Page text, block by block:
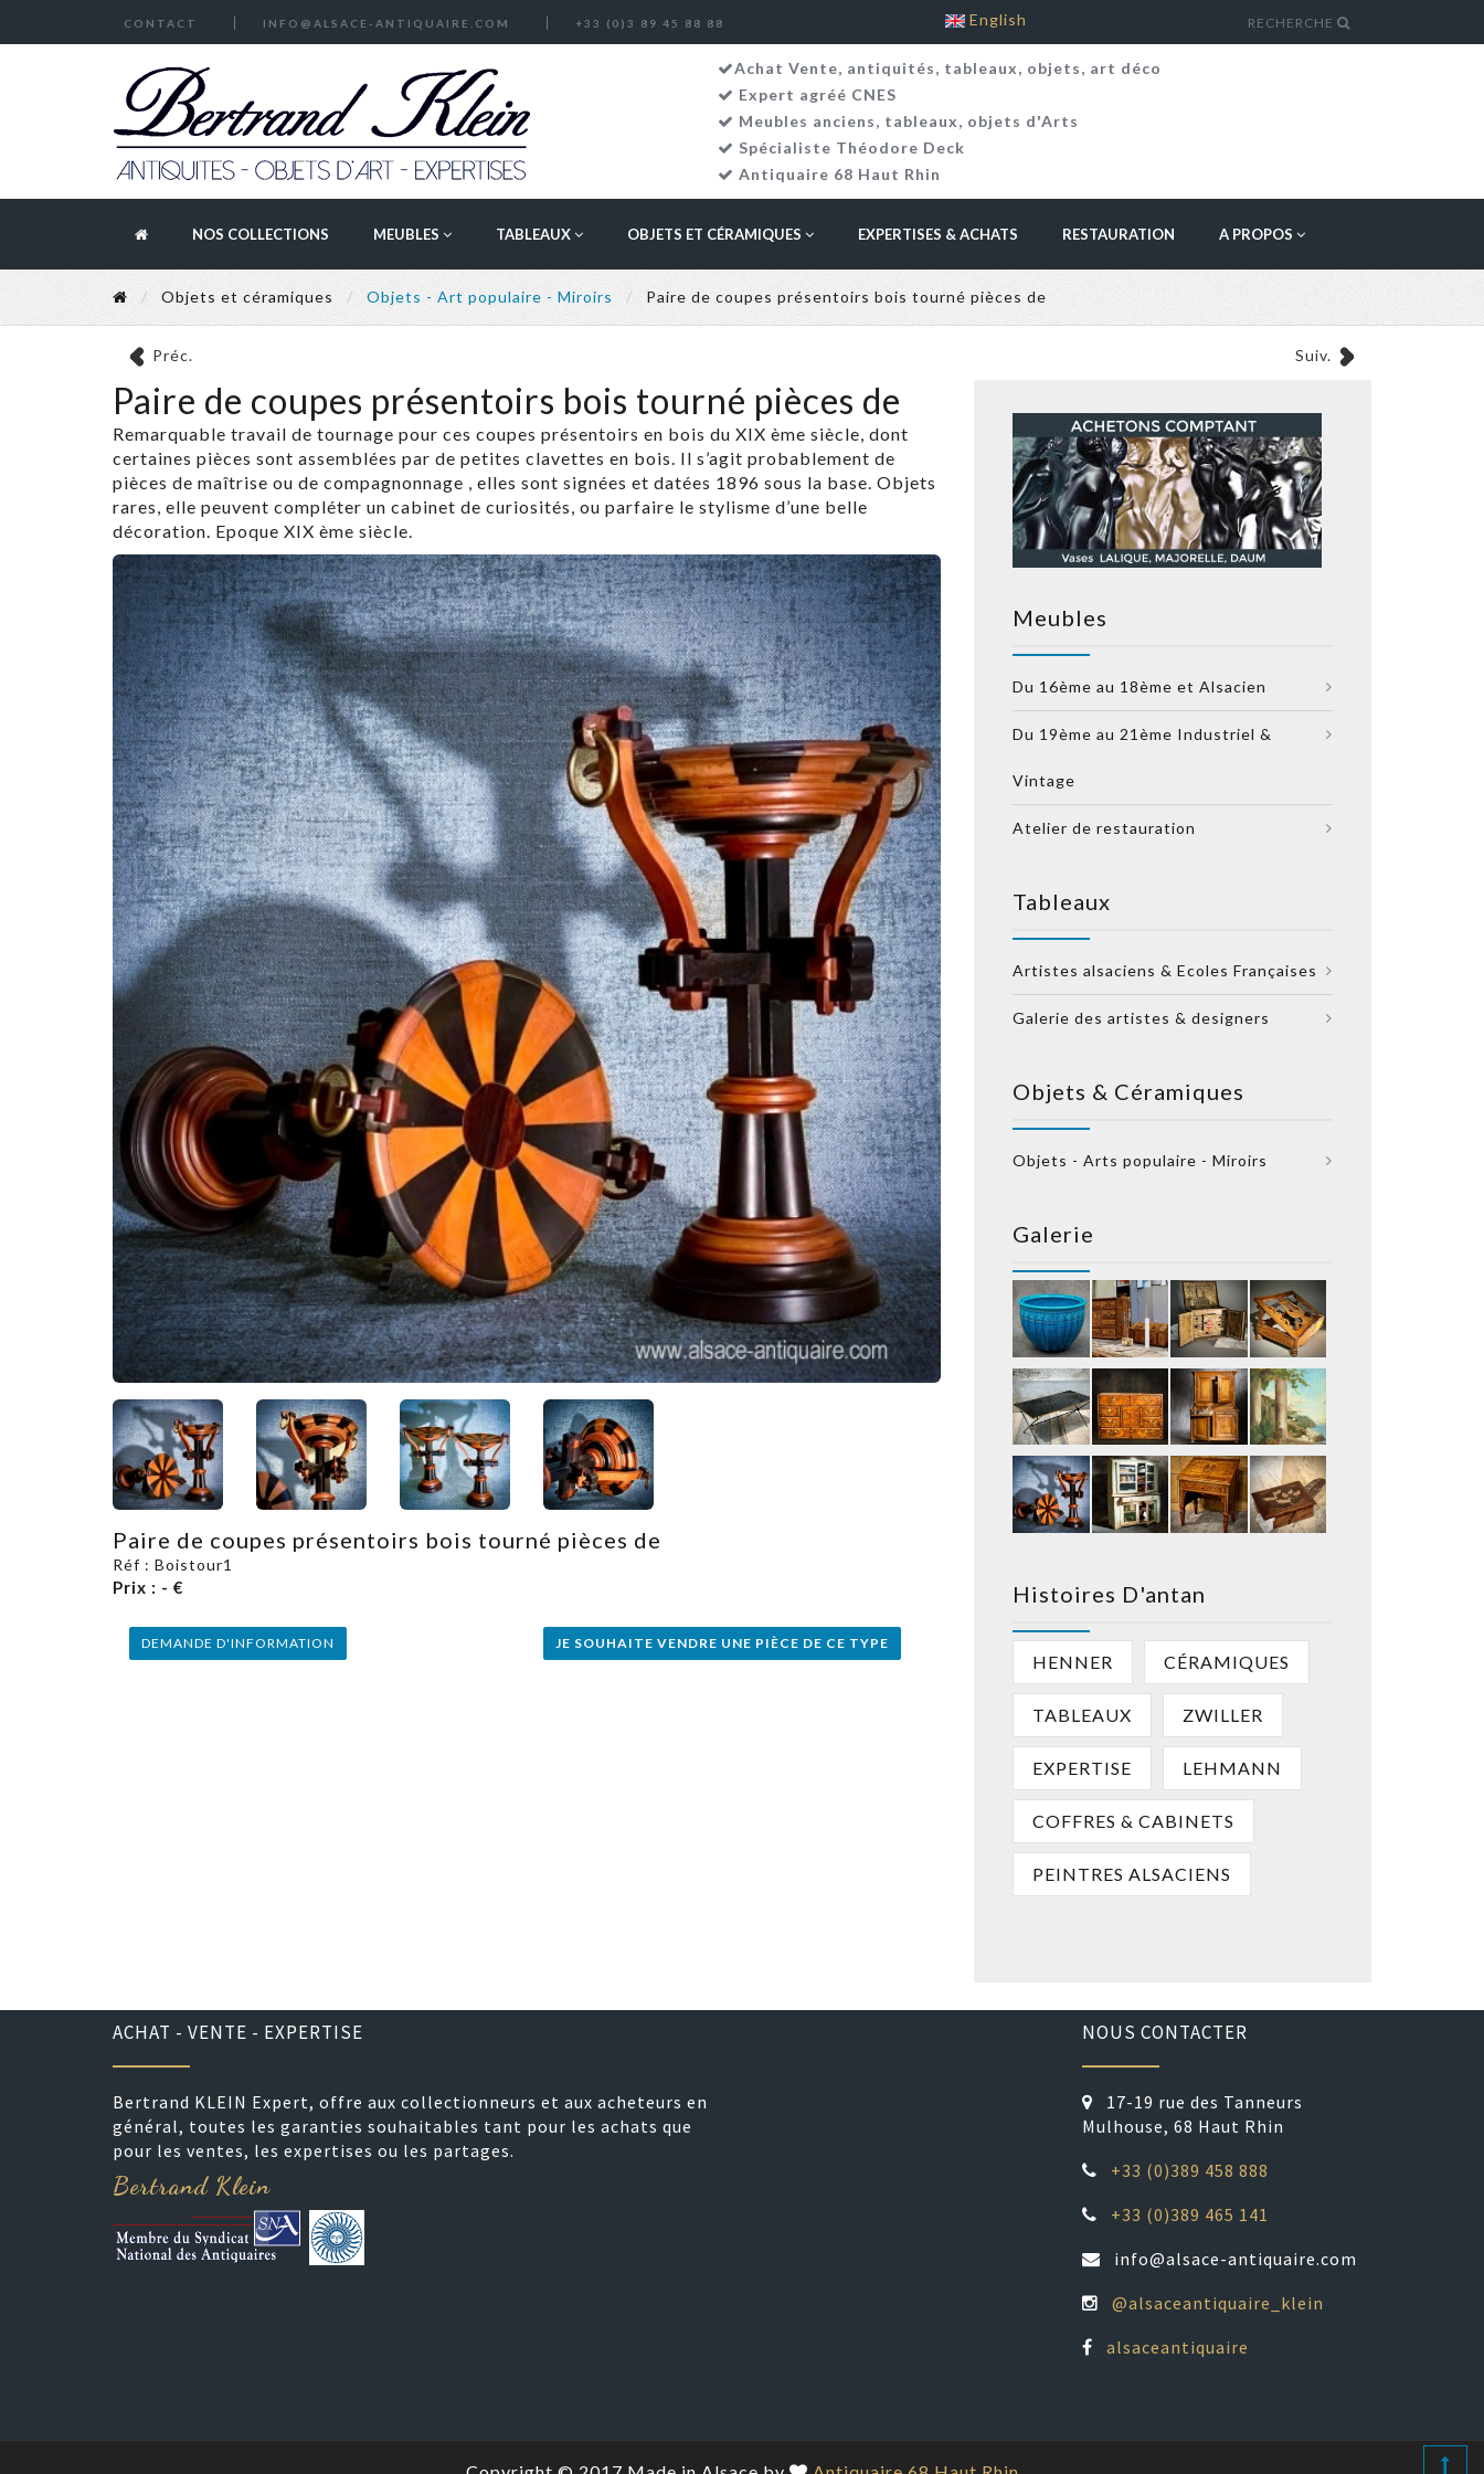
CONTACT INFO@ALSACE-ANTIQUAIRE.COM +33 (0)3 89 45 88 88 English RECHERCHE
Achat Vente, antiquités, tableaux, objets, art déco
Expert agréé CNES
Meubles anciens, tableaux, objets d'Arts
Spécialiste Théodore Deck
Antiquaire 68 Haut Rhin
NOS COLLECTIONS MEUBLES TABLEAUX OBJETS ET CÉRAMIQUES EXPERTISES & ACHATS RESTAURATION A PROPOS
Objets et céramiques Objets - Art populaire - Miroirs Paire de coupes présentoirs bois tourné pièces de
Préc. Suiv.
Paire de coupes présentoirs bois tourné pièces de
Remarquable travail de tournage pour ces coupes présentoirs en bois du XIX ème siècle, dont
certaines pièces sont assemblées par de petites clavettes en bois. Il s’agit probablement de
pièces de maîtrise ou de compagnonnage , elles sont signées et datées 1896 sous la base. Objets
rares, elle peuvent compléter un cabinet de curiosités, ou parfaire le stylisme d’une belle
décoration. Epoque XIX ème siècle.
Paire de coupes présentoirs bois tourné pièces de
Réf : Boistour1
Prix : - €
DEMANDE D'INFORMATION JE SOUHAITE VENDRE UNE PIÈCE DE CE TYPE
Meubles
Du 16ème au 18ème et Alsacien
Du 19ème au 21ème Industriel &
Vintage
Atelier de restauration
Tableaux
Artistes alsaciens & Ecoles Françaises
Galerie des artistes & designers
Objets & Céramiques
Objets - Arts populaire - Miroirs
Galerie
Histoires D'antan
HENNER CÉRAMIQUES
TABLEAUX ZWILLER
EXPERTISE LEHMANN
COFFRES & CABINETS
PEINTRES ALSACIENS
ACHAT - VENTE - EXPERTISE
Bertrand KLEIN Expert, offre aux collectionneurs et aux acheteurs en
général, toutes les garanties souhaitables tant pour les achats que
pour les ventes, les expertises ou les partages.
Bertrand Klein
NOUS CONTACTER
17-19 rue des Tanneurs
Mulhouse, 68 Haut Rhin
+33 (0)389 458 888
+33 (0)389 465 141
info@alsace-antiquaire.com
@alsaceantiquaire_klein
alsaceantiquaire